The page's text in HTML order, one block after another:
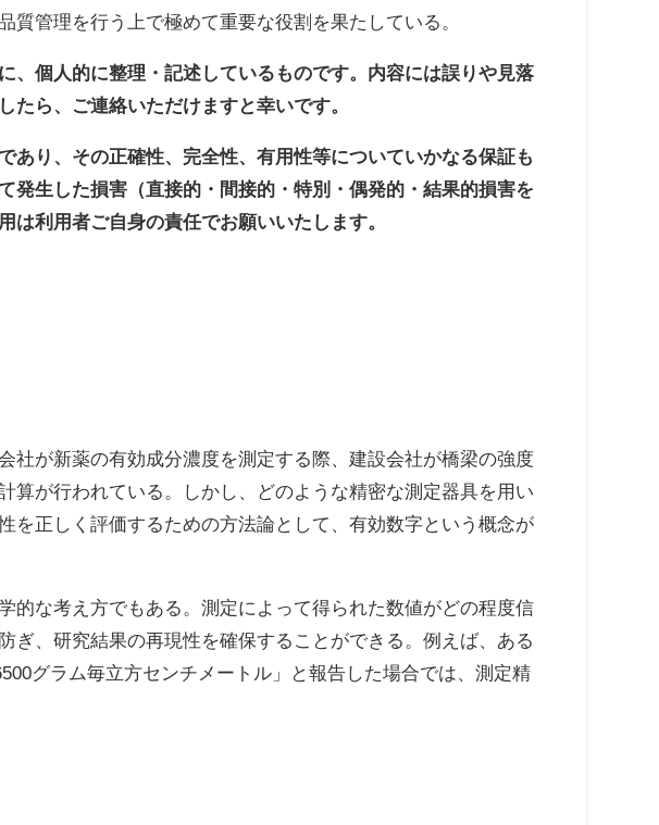
管理を行う上で極めて重要な役割を果たしている。
個人的に整理・記述しているものです。内容には誤りや見落
たら、ご連絡いただけますと幸いです。
り、その正確性、完全性、有用性等についていかなる保証も
発生した損害（直接的・間接的・特別・偶発的・結果的損害を
利用者ご自身の責任でお願いいたします。
社が新薬の有効成分濃度を測定する際、建設会社が橋梁の強度
算が行われている。しかし、どのような精密な測定器具を用い
を正しく評価するための方法論として、有効数字という概念が
的な考え方でもある。測定によって得られた数値がどの程度信
ぎ、研究結果の再現性を確保することができる。例えば、ある
グラム毎立方センチメートル」と報告した場合では、測定精